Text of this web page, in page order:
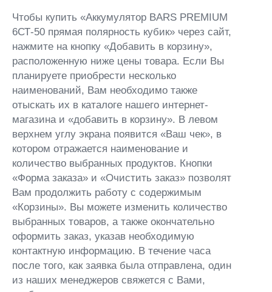
Чтобы купить «Аккумулятор BARS PREMIUM
6СТ-50 прямая полярность кубик» через сайт,
нажмите на кнопку «Добавить в корзину»,
расположенную ниже цены товара. Если Вы
планируете приобрести несколько
наименований, Вам необходимо также
отыскать их в каталоге нашего интернет-
магазина и «добавить в корзину». В левом
верхнем углу экрана появится «Ваш чек», в
котором отражается наименование и
количество выбранных продуктов. Кнопки
«Форма заказа» и «Очистить заказ» позволят
Вам продолжить работу с содержимым
«Корзины». Вы можете изменить количество
выбранных товаров, а также окончательно
оформить заказ, указав необходимую
контактную информацию. В течение часа
после того, как заявка была отправлена, один
из наших менеджеров свяжется с Вами,